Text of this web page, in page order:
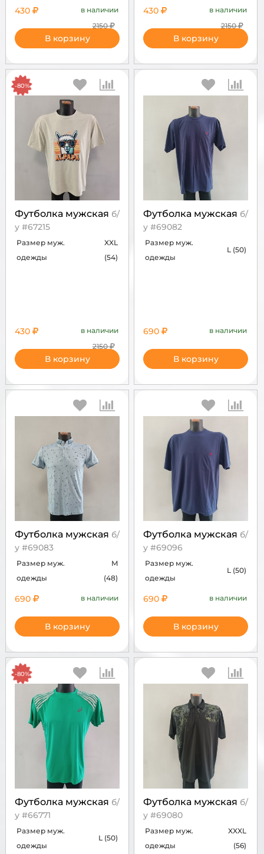
430
в наличии
2150
В корзину
430
в наличии
2150
В корзину
Футболка мужская б/
у #67215
Размер муж.
одежды
XXL
(54)
-80%
430
в наличии
2150
В корзину
Футболка мужская б/
у #69082
Размер муж.
одежды
L (50)
690 в наличии
В корзину
Футболка мужская б/
у #69083
Размер муж.
одежды
M
(48)
690 в наличии
В корзину
Футболка мужская б/
у #69096
Размер муж.
одежды
L (50)
690 в наличии
В корзину
Футболка мужская б/
у #66771
Размер муж.
одежды
L (50)
-80%
Футболка мужская б/
у #69080
Размер муж.
одежды
XXXL
(56)